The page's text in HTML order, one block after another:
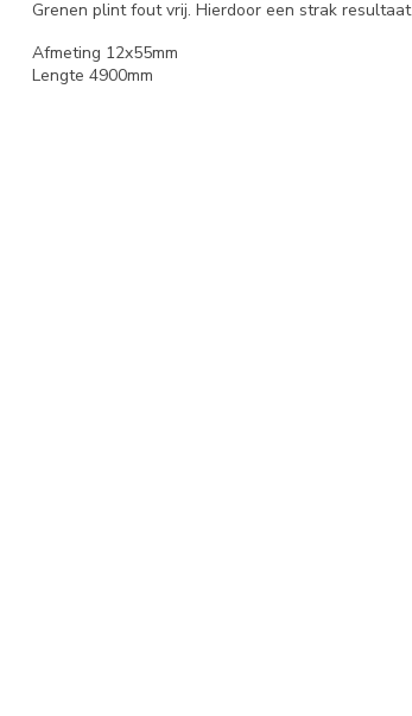
Grenen plint fout vrij. Hierdoor een strak resultaat
Afmeting 12x55mm
Lengte 4900mm